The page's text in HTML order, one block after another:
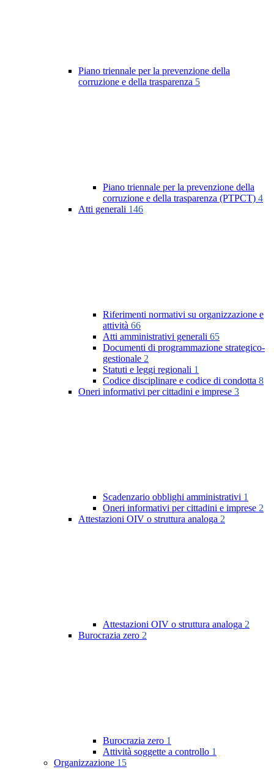
Piano triennale per la prevenzione della
corruzione e della trasparenza 5
Piano triennale per la prevenzione della
corruzione e della trasparenza (PTPCT) 4
Atti generali 146
Riferimenti normativi su organizzazione e
attività 66
Atti amministrativi generali 65
Documenti di programmazione strategico-
gestionale 2
Statuti e leggi regionali 1
Codice disciplinare e codice di condotta 8
Oneri informativi per cittadini e imprese 3
Scadenzario obblighi amministrativi 1
Oneri informativi per cittadini e imprese 2
Attestazioni OIV o struttura analoga 2
Attestazioni OIV o struttura analoga 2
Burocrazia zero 2
Burocrazia zero 1
Attività soggette a controllo 1
Organizzazione 15